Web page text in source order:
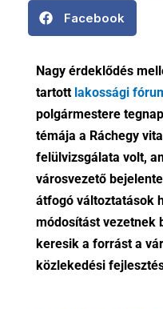
Facebook
Nagy érdeklődés
tartott lakossági
polgármestere
témája a Ráchegy
felülvizsgálata volt,
városvezető
átfogó változtatások
módosítást vezetnek
keresik a forrást a
közlekedési